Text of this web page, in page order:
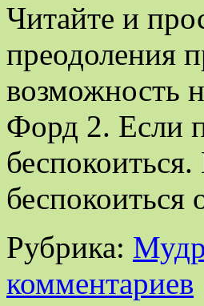
Читайте и
преодоления
возможность
Форд 2. Если
Рубрика:
комментариев